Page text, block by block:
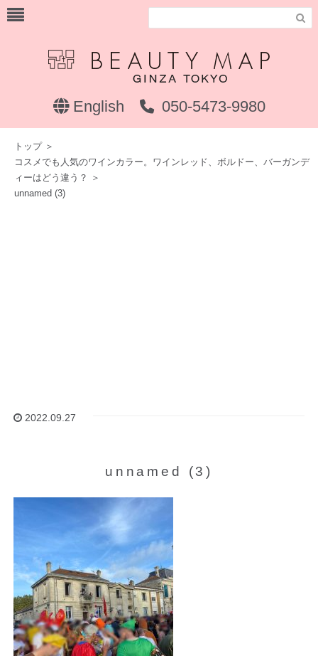

English 050-5473-9980
トップ＞
コスメでも人気のワインカラー。ワインレッド、ボルドー、バーガンデ
ィーはどう違う？
＞
unnamed (3)
2022.09.27
unnamed (3)